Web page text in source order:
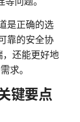
是正确的选
靠的安全协
还能更好地
求。
键要点